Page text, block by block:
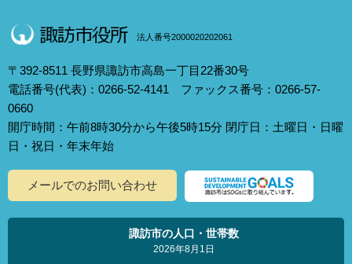
法人番号2000020202061
〒392-8511 長野県諏訪市高島一丁目22番30号
電話番号(代表)：0266-52-4141 ファックス番号：0266-57-
0660
開庁時間：午前8時30分から午後5時15分 閉庁日：土曜日・日曜
日・祝日・年末年始
メールでのお問い合わせ
諏訪市の人口・世帯数
2026年8月1日